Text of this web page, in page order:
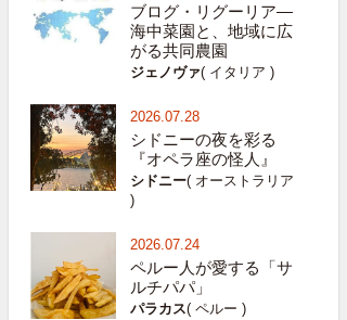
ブログ・リグーリア―
海中菜園と、地域に広
がる共同農園
ジェノヴァ( イタリア )
2026.07.28
シドニーの夜を彩る
『オペラ座の怪人』
シドニー( オーストラリア
)
2026.07.24
ペルー人が愛する「サ
ルチパパ」
パラカス( ペルー )